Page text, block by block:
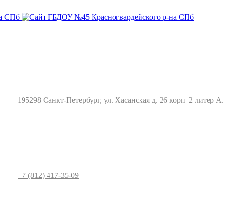
195298 Санкт-Петербург, ул. Хасанская д. 26 корп. 2 литер А.
+7 (812) 417-35-09